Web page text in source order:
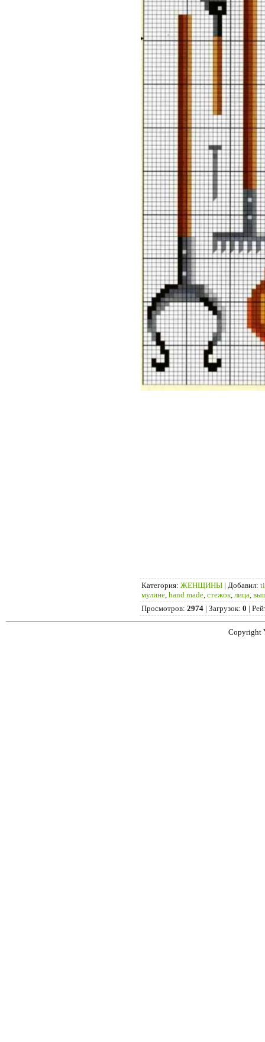
Категория: ЖЕНЩИНЫ | Добавил:
мулине hand made стежок лица
Просмотров: 2974 | Загрузок: 0 |
Copyright